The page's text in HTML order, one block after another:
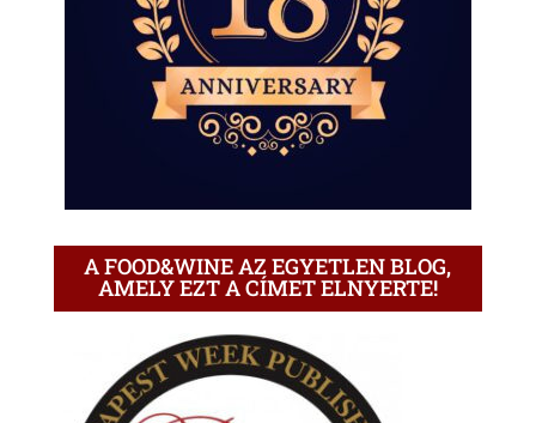
A FOOD&WINE AZ EGYETLEN BLOG,
AMELY EZT A CÍMET ELNYERTE!